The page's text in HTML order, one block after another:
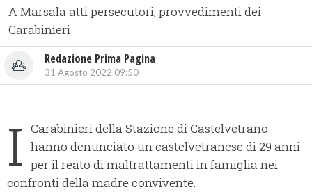
A Marsala atti persecutori, provvedimenti dei
Carabinieri
Redazione Prima Pagina
31 Agosto 2022 09:50
I Carabinieri della Stazione di Castelvetrano
hanno denunciato un castelvetranese di 29 anni
per il reato di maltrattamenti in famiglia nei
confronti della madre convivente.